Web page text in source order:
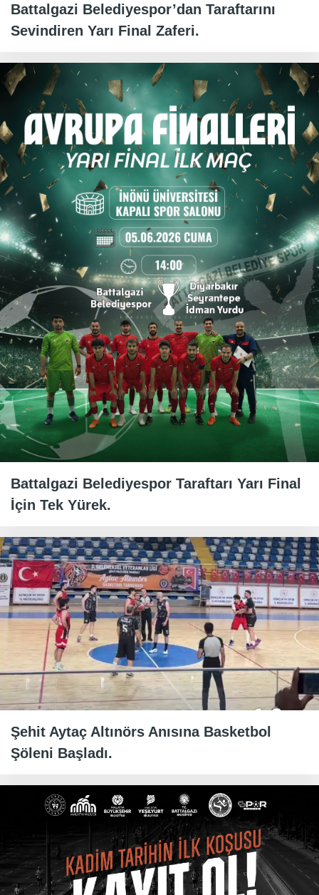
Battalgazi Belediyespor’dan Taraftarını
Sevindiren Yarı Final Zaferi.
Battalgazi Belediyespor Taraftarı Yarı Final
İçin Tek Yürek.
Şehit Aytaç Altınörs Anısına Basketbol
Şöleni Başladı.